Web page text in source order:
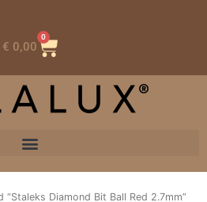
€ 0,00
0
Winkelwagen
Diamond Bit Ball Red 2.7mm”